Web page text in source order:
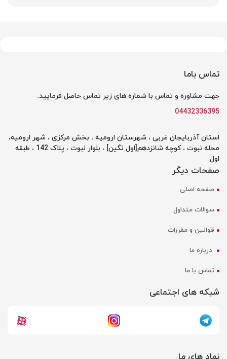
تماس باما
جهت مشاوره و تماس با شماره های زیر تماس حاصل فرمایید.
04432336395
استان آذربایجان غربی ، شهرستان ارومیه ، بخش مرکزی ، شهر ارومیه،
محله نبوت ، کوچه شانزدهم[اول نگین] ، بلوار نبوت ، پلاک 142 ، طبقه
اول
صفحات دیگر
صفحه اصلی
سوالات متداول
قوانین و مقررات
درباره ما
تماس با ما
شبکه های اجتماعی